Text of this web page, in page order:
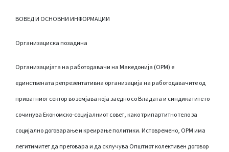
ВОВЕД И ОСНОВНИ ИНФОРМАЦИИ
Организациска позадина
Организацијата на работодавачи на Македонија (ОРМ) е
единствената репрезентативна организација на работодавачите од
приватниот сектор во земјава која заедно со Владата и синдикатите го
сочинува Економско-социјалниот совет, како трипартитно тело за
социјално договарање и креирање политики. Истовремено, ОРМ има
легитимитет да преговара и да склучува Општиот колективен договор